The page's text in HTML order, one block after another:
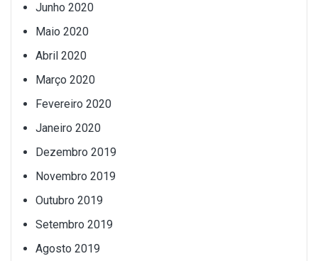
Junho 2020
Maio 2020
Abril 2020
Março 2020
Fevereiro 2020
Janeiro 2020
Dezembro 2019
Novembro 2019
Outubro 2019
Setembro 2019
Agosto 2019